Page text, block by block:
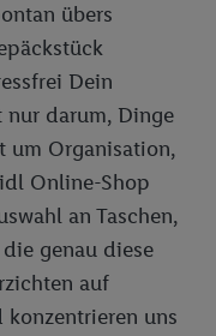
übers
Dein
nur darum, Dinge
um Organisation,
Online-Shop
an Taschen,
genau diese
auf
uns